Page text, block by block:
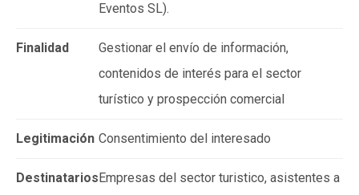
Eventos SL).
Finalidad
Gestionar el envío de información,
contenidos de interés para el sector
turístico y prospección comercial
Legitimación Consentimiento del interesado
DestinatariosEmpresas del sector turistico, asistentes a